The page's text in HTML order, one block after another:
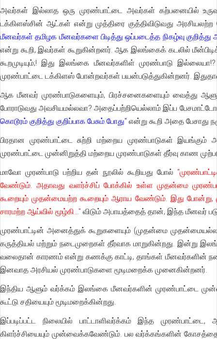
அவர்கள் இல்லாத ஒரு முரண்பாட்டை அவர்கள் கற்பனையில்
டக்கிளஸ்சின் ஆட்கள் என்று முத்திரை குத்திவிடுவது
மீனவர்கள் தமிழக மீனவர்களை பிடித்து ஒப்படைத்த நிகழ்வு
என்று கூறி, இவர்கள் கூறுகின்றனர். ஆக இலங்கைக் கடலில்
கூறமுடியும்;! இது இலங்கை மீனவர்களிள் முரண்பாடு
முரண்பாட்டை டக்கிளஸ் போன்றவர்கள் பயன்படுத்துகின்றனர்.
ஆக மீனவர் முரண்பாடுகளையும், பிரச்சனைகளையும் வைத்து
போராடுவது அவசியமல்லவா? அதைப்பற்றியெல்லாம் இப்ப
கொடூரம் குறித்து குறிப்பாக பேசும் போது" என்று கூறி அதை பேசாது
பிரதான முரண்பாட்டை சுற்றி மற்றைய முரண்பாடுகள் இயங்கும்
முரண்பாட்டை முன்னிறுத்தி மற்றைய முரண்பாடுகள் தீர்வு காண
மாவோ முரண்பாடு பற்றிய தன் நூலில் கூறியது போல்
வேண்டும். அதாவது வளர்ச்சிப் போக்கில் உள்ள முதன்மை
கூறையும் முதன்மையற்ற கூறையும் ஆராய வேண்டும். இது போன்று,
சாரமற்ற ஆய்வில் மூழ்கி…" விடும் அபாயத்தைத் தான், இந்த மீனவர்
முரண்பாட்டின் அனைத்துக் கூறுகளையும் (முதன்மை
கருத்தியல் மற்றும் நடைமுறைகள் தீர்வாக மாறுகின்றது. இன்று
வலைதான் காரணம் என்று கணக்கு காட்டி, தாங்கள் மீனவர்களின்
இனவாத அரசியல் முரண்பாடுகளை மூடிமறைக்க முனைகின்றனர்.
இந்திய ஆளும் வர்க்கம் இலங்கை மீனவர்களின் முரண்பாட்டை
கூட்டு சதியையும் மூடிமறைக்கின்றது.
இப்படிப்பட்ட நிலையில் பாட்டாளிவர்க்கம் இந்த
கிளர்ச்சியையும் முன்வைக்கவேண்டும். பல வர்க்கங்களின்